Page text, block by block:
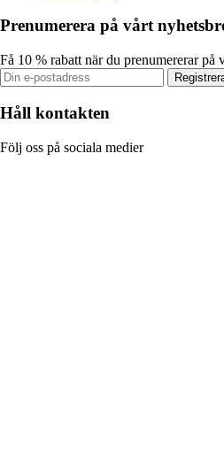
Prenumerera på vårt
Få 10 % rabatt när du prenumererar på
Håll kontakten
Följ oss på sociala medier